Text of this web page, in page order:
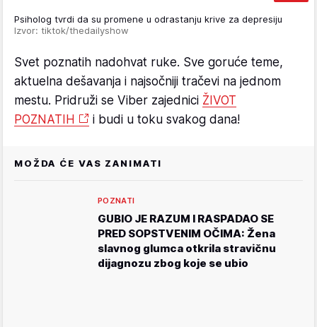
Psiholog tvrdi da su promene u odrastanju krive za depresiju
Izvor: tiktok/thedailyshow
Svet poznatih nadohvat ruke. Sve goruće teme,
aktuelna dešavanja i najsočniji tračevi na jednom
mestu. Pridruži se Viber zajednici ŽIVOT
POZNATIH
i budi u toku svakog dana!
MOŽDA ĆE VAS ZANIMATI
POZNATI
GUBIO JE RAZUM I RASPADAO SE
PRED SOPSTVENIM OČIMA: Žena
slavnog glumca otkrila stravičnu
dijagnozu zbog koje se ubio